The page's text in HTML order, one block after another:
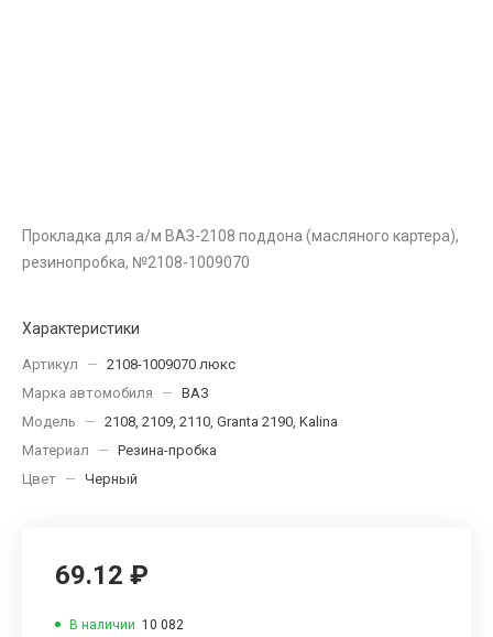
Прокладка для а/м ВАЗ-2108 поддона (масляного картера),
резинопробка, №2108-1009070
Характеристики
Артикул — 2108-1009070 люкс
Марка автомобиля
— ВАЗ
Модель
— 2108, 2109, 2110, Granta 2190, Kalina
Материал
— Резина-пробка
Цвет — Черный
69.12 ₽
В наличии 10 082